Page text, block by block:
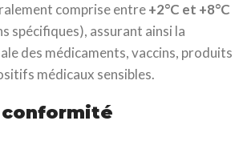
comprise entre+2°C et +8°C
spécifiques), assurant ainsi la
des médicaments, vaccins, produits
médicaux sensibles.